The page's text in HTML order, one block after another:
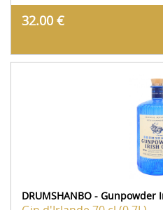
32.00 €
DRUMSHANBO - Gunpowder